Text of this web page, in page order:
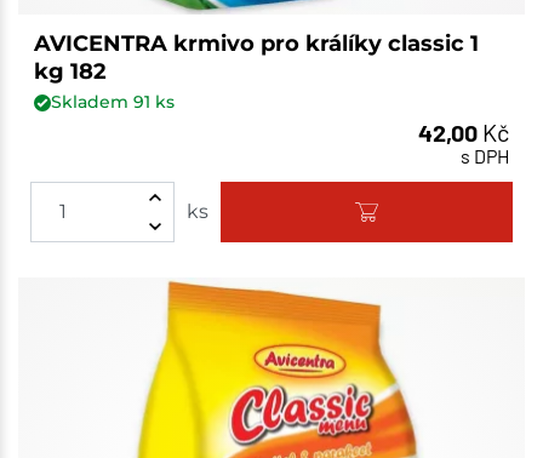
AVICENTRA krmivo pro králíky classic 1
kg 182
Skladem 91 ks
42,00 Kč
s DPH
ks